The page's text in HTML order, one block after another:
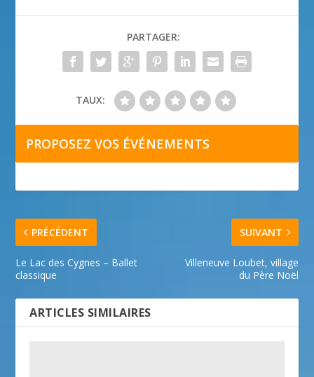
PARTAGER:
TAUX:
PROPOSEZ VOS ÉVÉNEMENTS
PRÉCÉDENT
Le Lac des Cygnes – Ballet
classique
SUIVANT
Villeneuve Loubet, village
du Père Noël
ARTICLES SIMILAIRES